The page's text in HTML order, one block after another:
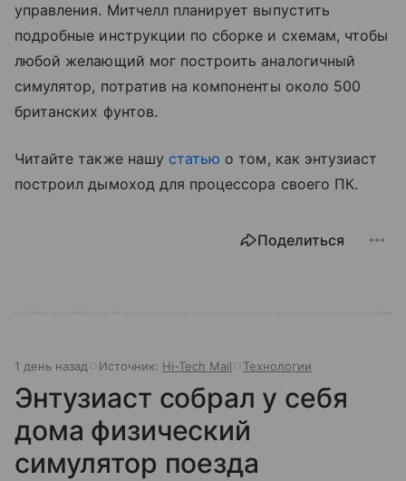
управления. Митчелл планирует выпустить
подробные инструкции по сборке и схемам, чтобы
любой желающий мог построить аналогичный
симулятор, потратив на компоненты около 500
британских фунтов.
Читайте также нашу статью о том, как энтузиаст
построил дымоход для процессора своего ПК.
Поделиться
1 день назад Источник: Hi-Tech Mail Технологии
Энтузиаст собрал у себя
дома физический
симулятор поезда